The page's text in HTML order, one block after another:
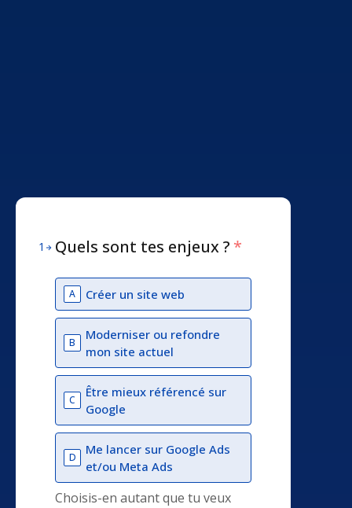
1 Quels sont tes enjeux ? *
A Créer un site web
B
Moderniser ou refondre
mon site actuel
C
Être mieux référencé sur
Google
D
Me lancer sur Google Ads
et/ou Meta Ads
Choisis-en autant que tu veux